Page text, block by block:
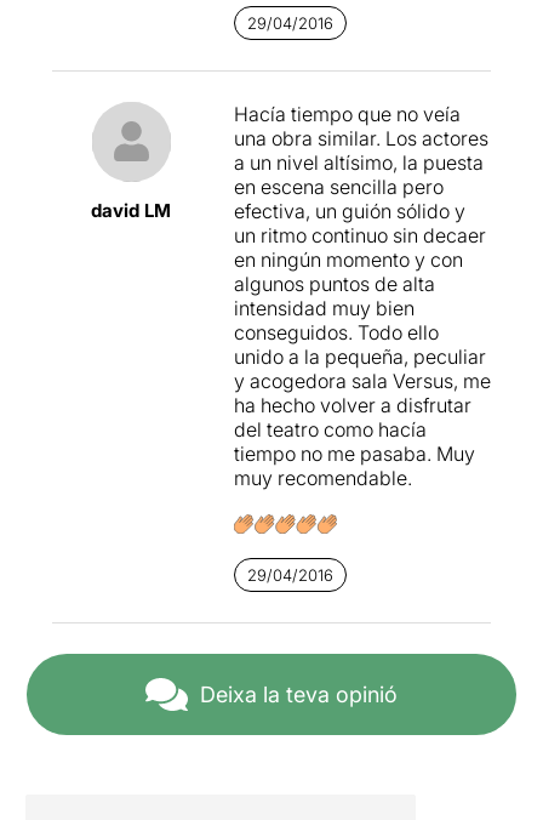
declarat per a obres molt
masculines, carregades de
testosterona, amb moments
violència. Una sèrie
d'elements que, a vegades,
ens porten a
sobreactuacions no
volgudes i a escenes poc
controlades. Tot i així, hi ha
un públic que gaudeix amb
aquestes propostes... i el dia
que s'arrisquin amb la
versió teatral deReservoir
dogs-existeix, i els hi aniria
com a anell al dit- ja ni us ho
explico.
29/04/2016
david LM
Hacía tiempo que no veía
una obra similar. Los actores
a un nivel altísimo, la puesta
en escena sencilla pero
efectiva, un guión sólido y
un ritmo continuo sin decaer
en ningún momento y con
algunos puntos de alta
intensidad muy bien
conseguidos. Todo ello
unido a la pequeña, peculiar
y acogedora sala Versus, me
ha hecho volver a disfrutar
del teatro como hacía
tiempo no me pasaba. Muy
muy recomendable.
29/04/2016
Deixa la teva opinió